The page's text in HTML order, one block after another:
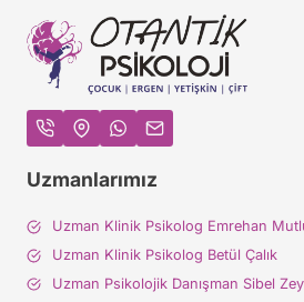
Uzmanlarımız
Uzman Klinik Psikolog Emrehan
Uzman Klinik Psikolog Betül Çalık
Uzman Psikolojik Danışman Sibel